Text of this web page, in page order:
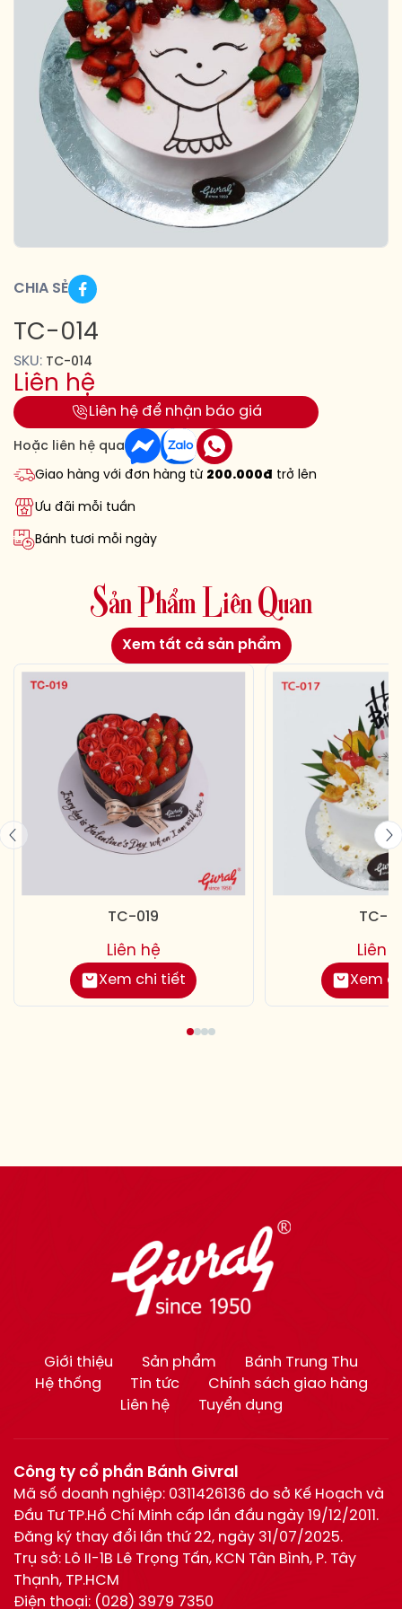
CHIA SẺ
TC-014
SKU: TC-014
Liên hệ
Liên hệ để nhận báo giá
Hoặc liên hệ qua
Giao hàng với đơn hàng từ 200.000đ trở lên
Ưu đãi mỗi tuần
Bánh tươi mỗi ngày
Sản Phẩm Liên Quan
Xem tất cả sản phẩm
TC-019
Xem chi tiết
Liên hệ
TC-
Xem
Liên
Giới thiệu Sản phẩm
Bánh Trung Thu
Hệ thống
Tin tức
Chính sách giao hàng
Liên hệ
Tuyển dụng
Công ty cổ phần Bánh Givral
Mã số doanh nghiệp: 0311426136 do sở Kế Hoạch và
Đầu Tư TP.Hồ Chí Minh cấp lần đầu ngày 19/12/2011.
Đăng ký thay đổi lần thứ 22, ngày 31/07/2025.
Trụ sở: Lô II-1B Lê Trọng Tấn, KCN Tân Bình, P. Tây
Thạnh, TP.HCM
Điện thoại: (028) 3979 7350